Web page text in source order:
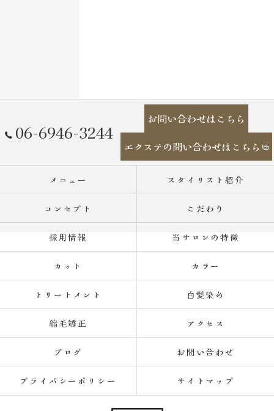
06-6946-3244
お問い合わせはこちら
エクステの問い合わせはこちら
メニュー スタイリスト紹介
コンセプト こだわり
採用情報 当サロンの特徴
カット カラー
トリートメント 白髪染め
縮毛矯正 アクセス
ブログ お問い合わせ
プライバシーポリシー サイトマップ